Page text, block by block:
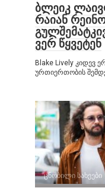
ბლეიკ
რაიან
ვერ წყვეტენ
Blake Lively კიდევ
ურთიერთობის
ცნობილი სახეები